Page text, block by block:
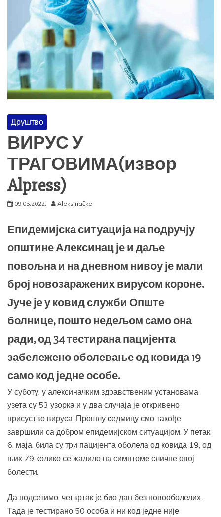
Друштво
ВИРУС У
ТРАГОВИМА(извор
Alpress)
09.05.2022. Aleksinačke
Епидемијска ситуација на подручју
општине Алексинац је и даље
повољна и на дневном нивоу је мали
број новозаражених вирусом короне.
Јуче је у ковид служби Опште
болнице, пошто недељом само она
ради, од 34 тестирана пацијента
забележено оболевање од ковида 19
само код једне особе.
У суботу, у алексиначким здравственим установама
узета су 53 узорка и у два случаја је откривено
присуство вируса. Прошлу седмицу смо такође
завршили са добром епидемијском ситуацијом. У петак,
6. маја, била су три пацијента оболела од ковида 19, од
њих 79 колико се жалило на симптоме сличне овој
болести.
Да подсетимо, четвртак је био дан без новооболелих.
Тада је тестирано 50 особа и ни код једне није